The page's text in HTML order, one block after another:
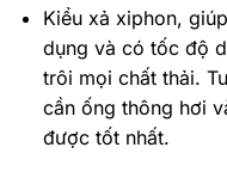
Kiểu xả xiphon,
dụng và có tốc độ
trôi mọi chất thải.
cần ống thông hơi
được tốt nhất.